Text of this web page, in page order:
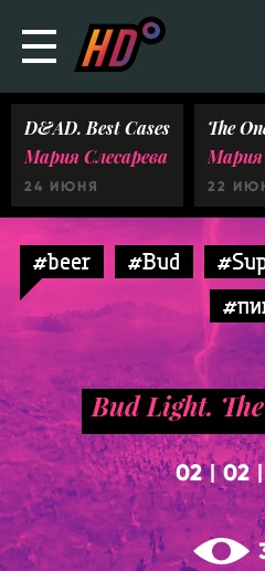
D&AD. Best Cases
Мария Слесарева
24 ИЮНЯ
The
Мария
22
#beer #Bud
Bud Light.
02|02|